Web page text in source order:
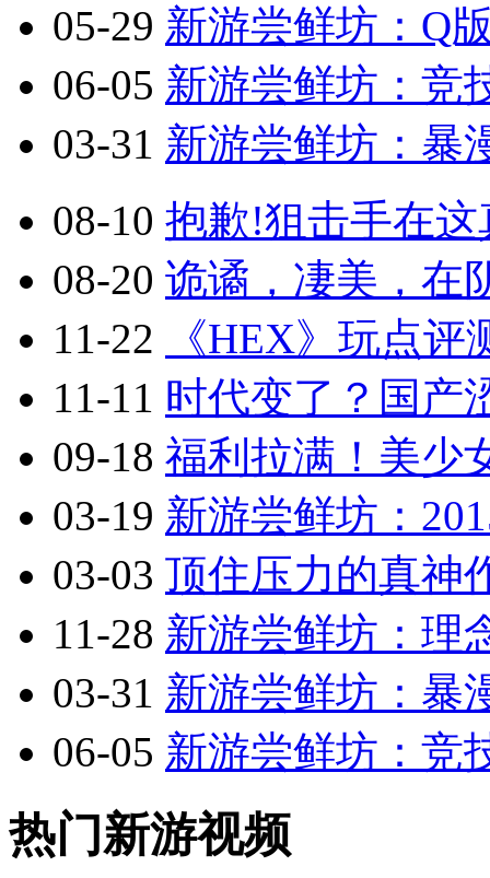
05-29 新游尝鲜坊：Q
06-05 新游尝鲜坊：竞
03-31 新游尝鲜坊：暴
08-10 抱歉!狙击手在
08-20 诡谲，凄美，在
11-22
《HEX》玩点
11-11 时代变了？国产
09-18 福利拉满！美少
03-19 新游尝鲜坊：
03-03 顶住压力的真神
11-28 新游尝鲜坊：理
03-31 新游尝鲜坊：暴
06-05 新游尝鲜坊：竞
热门新游视频